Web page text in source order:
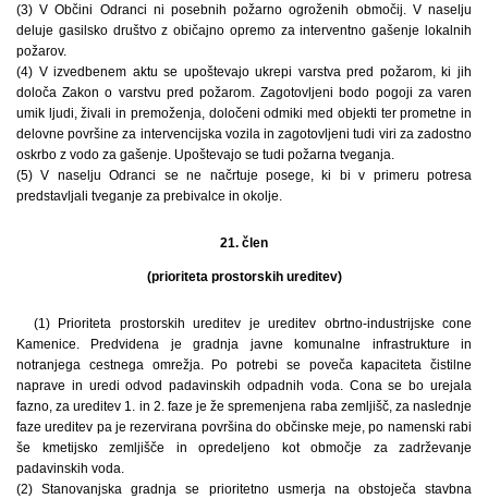
(3) V Občini Odranci ni posebnih požarno ogroženih območij. V naselju
deluje gasilsko društvo z običajno opremo za interventno gašenje lokalnih
požarov.
(4) V izvedbenem aktu se upoštevajo ukrepi varstva pred požarom, ki jih
določa Zakon o varstvu pred požarom. Zagotovljeni bodo pogoji za varen
umik ljudi, živali in premoženja, določeni odmiki med objekti ter prometne in
delovne površine za intervencijska vozila in zagotovljeni tudi viri za zadostno
oskrbo z vodo za gašenje. Upoštevajo se tudi požarna tveganja.
(5) V naselju Odranci se ne načrtuje posege, ki bi v primeru potresa
predstavljali tveganje za prebivalce in okolje.
21. člen
(prioriteta prostorskih ureditev)
(1) Prioriteta prostorskih ureditev je ureditev obrtno-industrijske cone
Kamenice. Predvidena je gradnja javne komunalne infrastrukture in
notranjega cestnega omrežja. Po potrebi se poveča kapaciteta čistilne
naprave in uredi odvod padavinskih odpadnih voda. Cona se bo urejala
fazno, za ureditev 1. in 2. faze je že spremenjena raba zemljišč, za naslednje
faze ureditev pa je rezervirana površina do občinske meje, po namenski rabi
še kmetijsko zemljišče in opredeljeno kot območje za zadrževanje
padavinskih voda.
(2) Stanovanjska gradnja se prioritetno usmerja na obstoječa stavbna